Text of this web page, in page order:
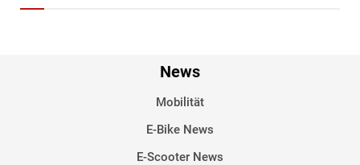
News
Mobilität
E-Bike News
E-Scooter News